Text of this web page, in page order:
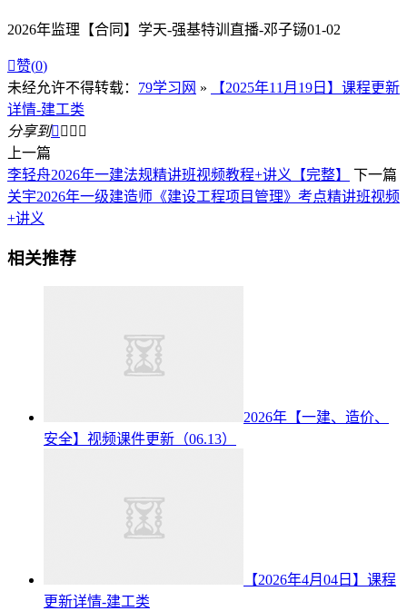
2026年监理【合同】学天-强基特训直播-邓子铴01-02
赞(0)
未经允许不得转载： 79学习网 »
【2025年11月19日】课程更新
详情-建工类
分享到   
上一篇
李轻舟2026年一建法规精讲班视频教程+讲义【完整】
下一篇
关宇2026年一级建造师《建设工程项目管理》考点精讲班视频
+讲义
相关推荐
2026年【一建、造价、
安全】视频课件更新（06.13）
【2026年4月04日】课程
更新详情-建工类